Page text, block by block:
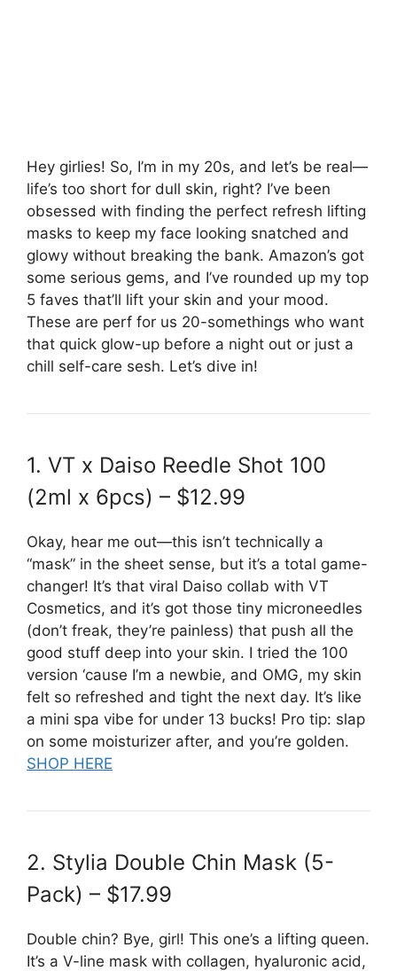
Hey girlies! So, I’m in my 20s, and let’s be real—
life’s too short for dull skin, right? I’ve been
obsessed with finding the perfect refresh lifting
masks to keep my face looking snatched and
glowy without breaking the bank. Amazon’s got
some serious gems, and I’ve rounded up my top
5 faves that’ll lift your skin and your mood.
These are perf for us 20-somethings who want
that quick glow-up before a night out or just a
chill self-care sesh. Let’s dive in!
1. VT x Daiso Reedle Shot 100
(2ml x 6pcs) – $12.99
Okay, hear me out—this isn’t technically a
“mask” in the sheet sense, but it’s a total game-
changer! It’s that viral Daiso collab with VT
Cosmetics, and it’s got those tiny microneedles
(don’t freak, they’re painless) that push all the
good stuff deep into your skin. I tried the 100
version ‘cause I’m a newbie, and OMG, my skin
felt so refreshed and tight the next day. It’s like
a mini spa vibe for under 13 bucks! Pro tip: slap
on some moisturizer after, and you’re golden.
SHOP HERE
2. Stylia Double Chin Mask (5-
Pack) – $17.99
Double chin? Bye, girl! This one’s a lifting queen.
It’s a V-line mask with collagen, hyaluronic acid,